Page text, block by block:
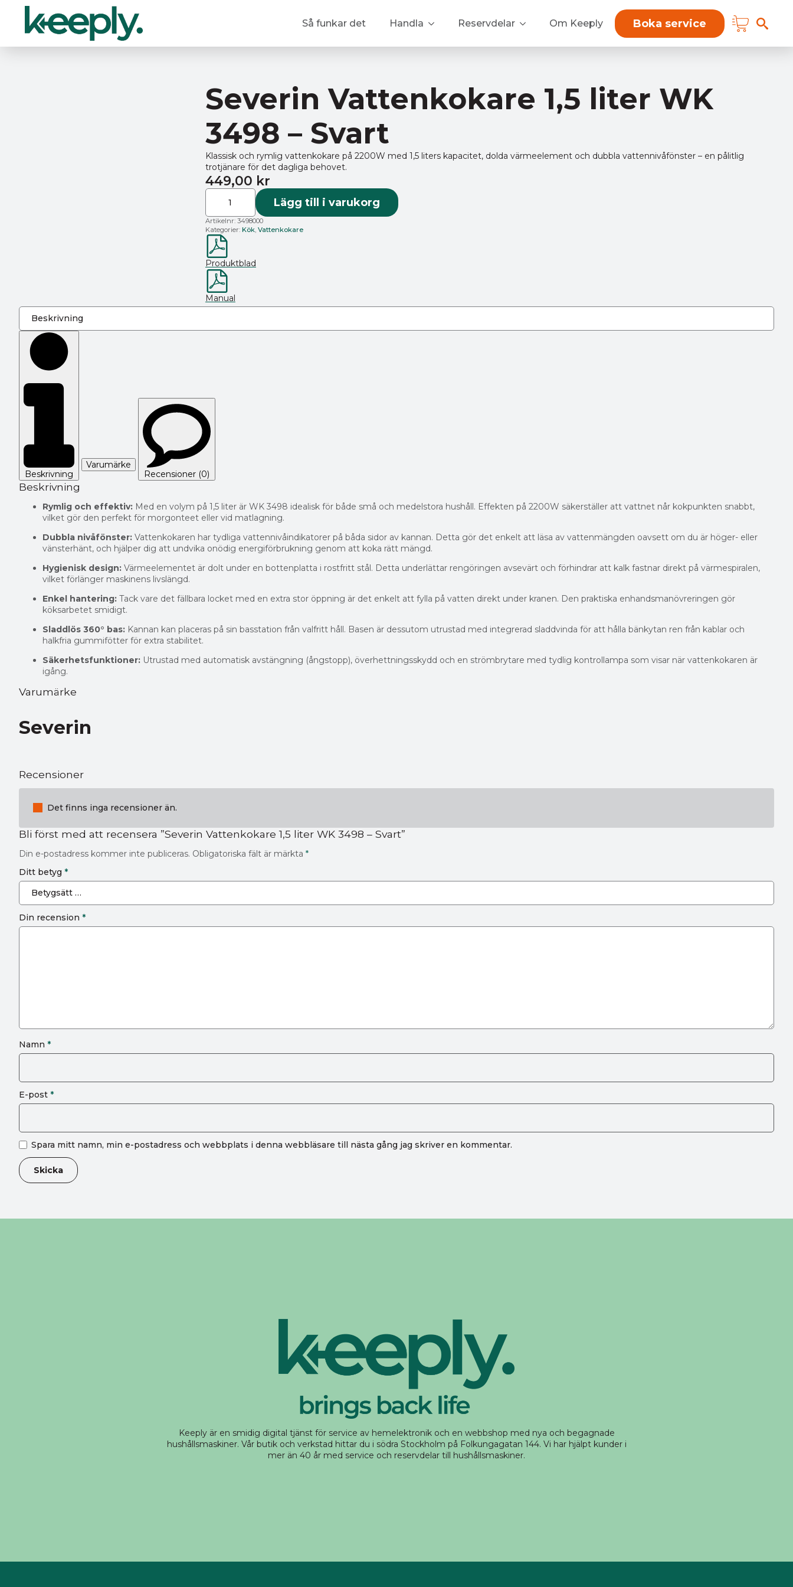
Så funkar det Handla Reservdelar Om Keeply Boka service
Severin Vattenkokare 1,5 liter WK
3498 – Svart
Klassisk och rymlig vattenkokare på 2200W med 1,5 liters kapacitet, dolda värmeelement och dubbla vattennivåfönster – en pålitlig
trotjänare för det dagliga behovet.
449,00 kr
Severin
Vattenkokare
liter
WK
3498
Svart
mängd
Lägg till i varukorg
Artikelnr: 3498000
Kategorier: Kök, Vattenkokare
Produktblad
Manual
Beskrivning
Varumärke
Recensioner (0)
Beskrivning
Rymlig och effektiv: Med en volym på 1,5 liter är WK 3498 idealisk för både små och medelstora hushåll. Effekten på 2200W säkerställer att vattnet når kokpunkten snabbt,
vilket gör den perfekt för morgonteet eller vid matlagning.
Dubbla nivåfönster: Vattenkokaren har tydliga vattennivåindikatorer på båda sidor av kannan. Detta gör det enkelt att läsa av vattenmängden oavsett om du är höger- eller
vänsterhänt, och hjälper dig att undvika onödig energiförbrukning genom att koka rätt mängd.
Hygienisk design: Värmeelementet är dolt under en bottenplatta i rostfritt stål. Detta underlättar rengöringen avsevärt och förhindrar att kalk fastnar direkt på värmespiralen,
vilket förlänger maskinens livslängd.
Enkel hantering: Tack vare det fällbara locket med en extra stor öppning är det enkelt att fylla på vatten direkt under kranen. Den praktiska enhandsmanövreringen gör
köksarbetet smidigt.
Sladdlös 360° bas: Kannan kan placeras på sin basstation från valfritt håll. Basen är dessutom utrustad med integrerad sladdvinda för att hålla bänkytan ren från kablar och
halkfria gummifötter för extra stabilitet.
Säkerhetsfunktioner: Utrustad med automatisk avstängning (ångstopp), överhettningsskydd och en strömbrytare med tydlig kontrollampa som visar när vattenkokaren är
igång.
Varumärke
Severin
Recensioner
Det finns inga recensioner än.
Bli först med att recensera ”Severin Vattenkokare 1,5 liter WK 3498 – Svart”
Din e-postadress kommer inte publiceras. Obligatoriska fält är märkta *
Ditt betyg *
Din recension *
Namn *
E-post *
Spara mitt namn, min e-postadress och webbplats i denna webbläsare till nästa gång jag skriver en kommentar.
Keeply är en smidig digital tjänst för service av hemelektronik och en webbshop med nya och begagnade
hushållsmaskiner. Vår butik och verkstad hittar du i södra Stockholm på Folkungagatan 144. Vi har hjälpt kunder i
mer än 40 år med service och reservdelar till hushållsmaskiner.